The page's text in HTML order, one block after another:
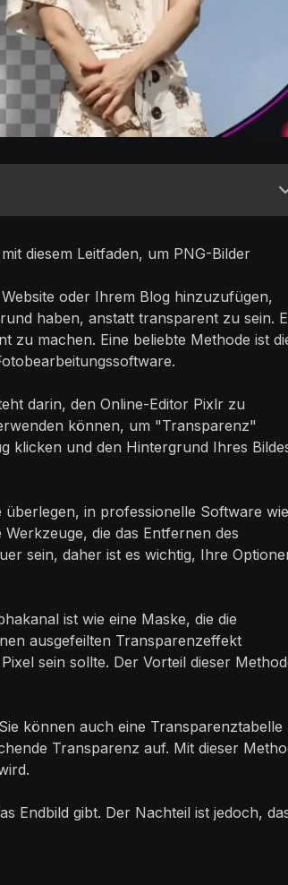
diesem Leitfaden, um PNG-Bilder
oder Ihrem Blog hinzuzufügen,
haben, anstatt transparent zu sein.
zu machen. Eine beliebte Methode ist
darin, den Online-Editor Pixlr zu
können, um "Transparenz"
klicken und den Hintergrund Ihres
in professionelle Software wie
die das Entfernen des
sein, daher ist es wichtig, Ihre
ist wie eine Maske, die die
ausgefeilten Transparenzeffekt
sein sollte. Der Vorteil dieser
können auch eine Transparenztabelle
Transparenz auf. Mit dieser
Endbild gibt. Der Nachteil ist jedoch,